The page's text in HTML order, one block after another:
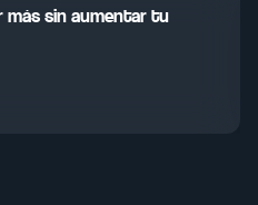
más sin aumentar tu